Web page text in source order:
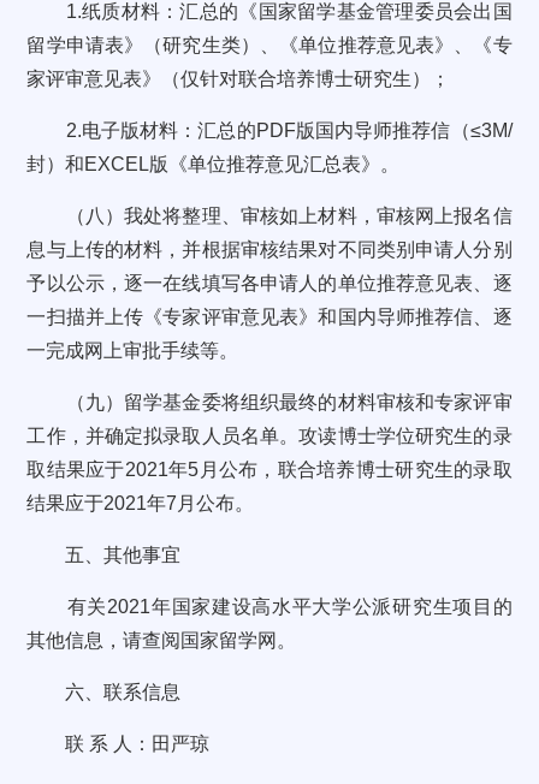
1.纸质材料：汇总的《国家留学基金管理委员会出国
留学申请表》（研究生类）、《单位推荐意见表》、《专
家评审意见表》（仅针对联合培养博士研究生）；
2.电子版材料：汇总的PDF版国内导师推荐信（≤3M/
封）和EXCEL版《单位推荐意见汇总表》。
（八）我处将整理、审核如上材料，审核网上报名信
息与上传的材料，并根据审核结果对不同类别申请人分别
予以公示，逐一在线填写各申请人的单位推荐意见表、逐
一扫描并上传《专家评审意见表》和国内导师推荐信、逐
一完成网上审批手续等。
（九）留学基金委将组织最终的材料审核和专家评审
工作，并确定拟录取人员名单。攻读博士学位研究生的录
取结果应于2021年5月公布，联合培养博士研究生的录取
结果应于2021年7月公布。
五、其他事宜
有关2021年国家建设高水平大学公派研究生项目的
其他信息，请查阅国家留学网。
六、联系信息
联 系 人：田严琼